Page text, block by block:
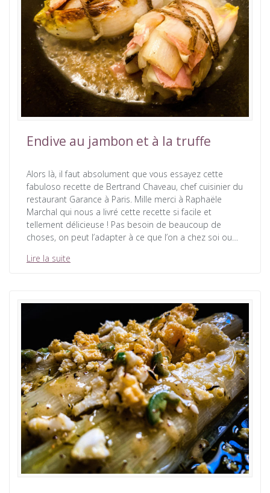
Endive au jambon et à la truffe
Alors là, il faut absolument que vous essayez cette
fabuloso recette de Bertrand Chaveau, chef cuisinier du
restaurant Garance à Paris. Mille merci à Raphaële
Marchal qui nous a livré cette recette si facile et
tellement délicieuse ! Pas besoin de beaucoup de
choses, on peut l’adapter à ce que l’on a chez soi ou…
Lire la suite